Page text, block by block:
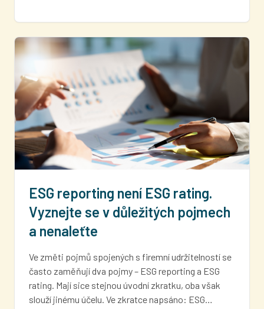
ESG reporting není ESG rating.
Vyznejte se v důležitých pojmech
a nenaleťte
Ve změti pojmů spojených s firemní udržitelností se
často zaměňují dva pojmy – ESG reporting a ESG
rating. Mají sice stejnou úvodní zkratku, oba však
slouží jinému účelu. Ve zkratce napsáno: ESG…